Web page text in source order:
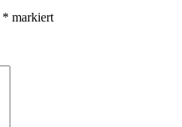
* markiert